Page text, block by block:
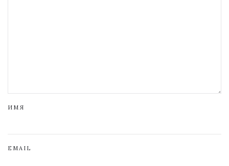
ИМЯ
EMAIL